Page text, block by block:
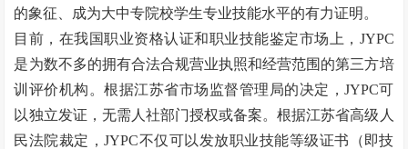
的象征、成为大中专院校学生专业技能水平的有力证明。
目前，在我国职业资格认证和职业技能鉴定市场上， JYPC
是为数不多的拥有合法合规营业执照和经营范围的第三方培
训评价机构。根据江苏省市场监督管理局的决定，JYPC可
以独立发证，无需人社部门授权或备案。根据江苏省高级人
民法院裁定，JYPC不仅可以发放职业技能等级证书（即技